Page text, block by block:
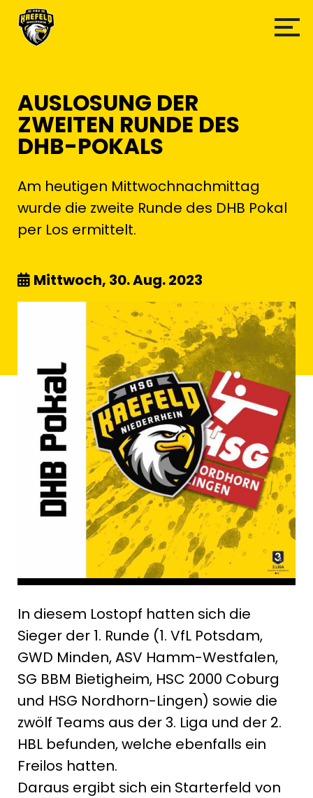
AUSLOSUNG DER
ZWEITEN RUNDE DES
DHB-POKALS
Am heutigen Mittwochnachmittag
wurde die zweite Runde des DHB Pokal
per Los ermittelt.
Mittwoch, 30. Aug. 2023
In diesem Lostopf hatten sich die
Sieger der 1. Runde (1. VfL Potsdam,
GWD Minden, ASV Hamm-Westfalen,
SG BBM Bietigheim, HSC 2000 Coburg
und HSG Nordhorn-Lingen) sowie die
zwölf Teams aus der 3. Liga und der 2.
HBL befunden, welche ebenfalls ein
Freilos hatten.
Daraus ergibt sich ein Starterfeld von